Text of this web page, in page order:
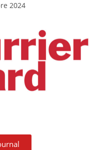
2024